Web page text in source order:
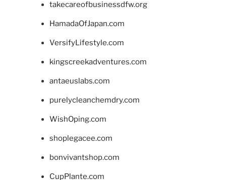
takecareofbusinessdfw.org
HamadaOfJapan.com
VersifyLifestyle.com
kingscreekadventures.com
antaeuslabs.com
purelycleanchemdry.com
WishOping.com
shoplegacee.com
bonvivantshop.com
CupPlante.com